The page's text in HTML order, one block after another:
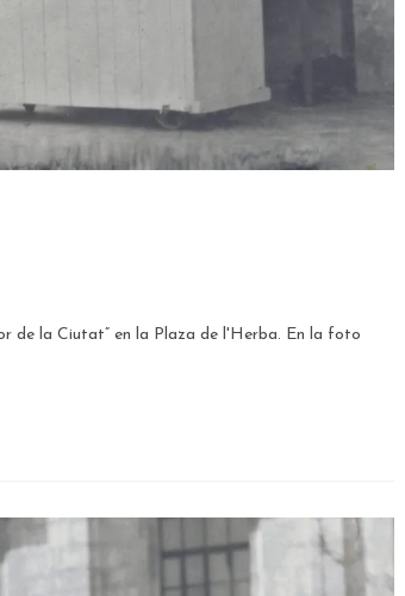
de la Ciutat” en la Plaza de l'Herba. En la foto